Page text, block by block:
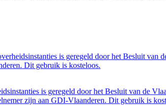
is geregeld door het Besluit van
Dit gebruik is kosteloos.
is geregeld door het Besluit van de
zijn aan GDI-Vlaanderen. Dit gebruik is